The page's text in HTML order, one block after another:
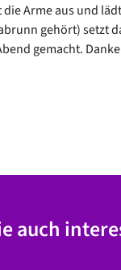
Arme aus und
gehört) setzt
gemacht.
auch